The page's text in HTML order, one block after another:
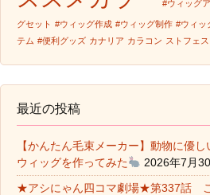
#ウィッグ
グセット #ウィッグ作成 #ウィッグ制作 #ウィッ
テム #便利グッズ カナリア カラコン ストフェス
最近の投稿
【かんたん毛束メーカー】動物に優
ウィッグを作ってみた
2026年7月
★アシにゃん四コマ劇場★第337話